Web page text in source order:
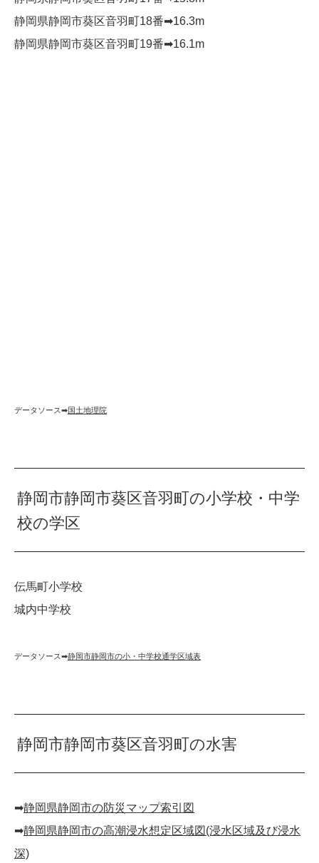
静岡県静岡市葵区音羽町18番➡︎16.3m
静岡県静岡市葵区音羽町19番➡︎16.1m
データソース➡︎国土地理院
静岡市静岡市葵区音羽町の小学校・中学
校の学区
伝馬町小学校
城内中学校
データソース➡︎静岡市静岡市の小・中学校通学区域表
静岡市静岡市葵区音羽町の水害
➡︎静岡県静岡市の防災マップ索引図
➡︎静岡県静岡市の高潮浸水想定区域図(浸水区域及び浸水
深)